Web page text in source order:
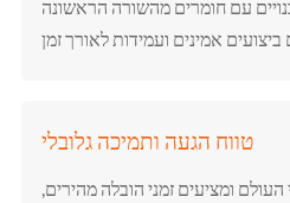
עם חומרים מהשורה הראשונה
טווח הגעה ותמיכה גלובלי
ומציעים זמני הובלה מהירים,